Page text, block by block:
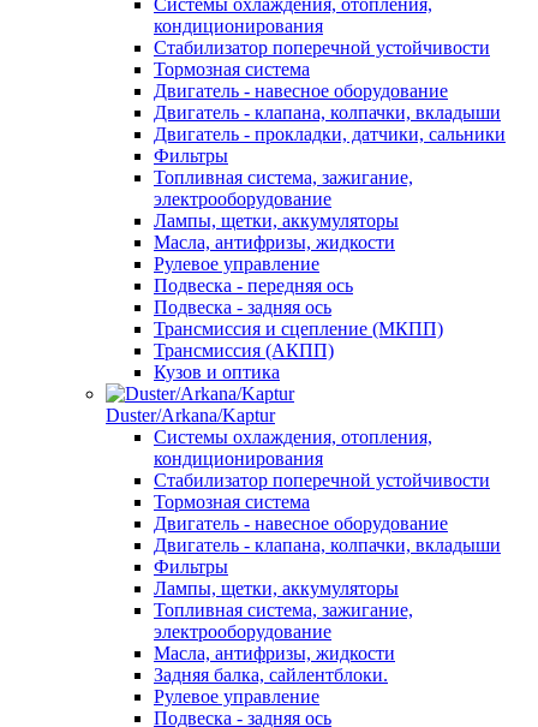
кондиционирования
Стабилизатор поперечной устойчивости
Тормозная система
Двигатель - навесное оборудование
Двигатель - клапана, колпачки, вкладыши
Двигатель - прокладки, датчики, сальники
Фильтры
Топливная система, зажигание,
электрооборудование
Лампы, щетки, аккумуляторы
Масла, антифризы, жидкости
Рулевое управление
Подвеска - передняя ось
Подвеска - задняя ось
Трансмиссия и сцепление (МКПП)
Трансмиссия (АКПП)
Кузов и оптика
Duster/Arkana/Kaptur
Системы охлаждения, отопления,
кондиционирования
Стабилизатор поперечной устойчивости
Тормозная система
Двигатель - навесное оборудование
Двигатель - клапана, колпачки, вкладыши
Фильтры
Лампы, щетки, аккумуляторы
Топливная система, зажигание,
электрооборудование
Масла, антифризы, жидкости
Задняя балка, сайлентблоки.
Рулевое управление
Подвеска - задняя ось